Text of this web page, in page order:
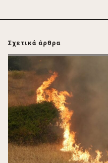
Σχετικά άρθρα